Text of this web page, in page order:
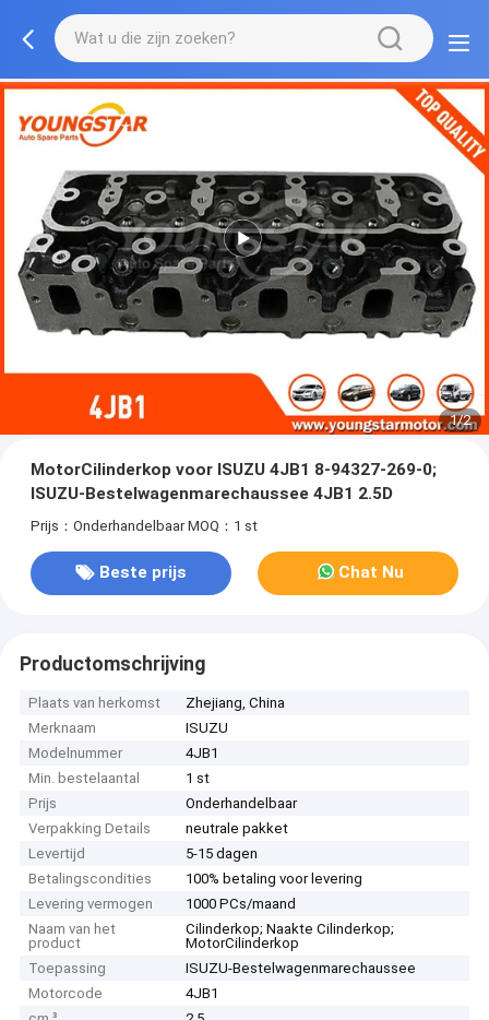
1/2
MotorCilinderkop voor ISUZU 4JB1 8-94327-269-0;
ISUZU-Bestelwagenmarechaussee 4JB1 2.5D
Prijs：Onderhandelbaar MOQ：1 st
Beste prijs Chat Nu
Productomschrijving
Plaats van herkomst
Zhejiang, China
Merknaam
ISUZU
Modelnummer
4JB1
Min. bestelaantal
1 st
Prijs
Onderhandelbaar
Verpakking Details
neutrale pakket
Levertijd
5-15 dagen
Betalingscondities
100% betaling voor levering
Levering vermogen
1000 PCs/maand
Naam van het
product
Cilinderkop; Naakte Cilinderkop;
MotorCilinderkop
Toepassing
ISUZU-Bestelwagenmarechaussee
Motorcode
4JB1